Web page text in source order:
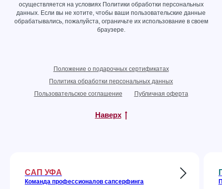
осуществляется на условиях Политики обработки персональных
данных. Если вы не хотите, чтобы ваши пользовательские данные
обрабатывались, пожалуйста, ограничьте их использование в своем
браузере.
Положение о подарочных сертификатах
Политика обработки персональных данных
Пользовательское соглашение
Публичная оферта
Наверх
САП УФА
Команда профессионалов сапсерфинга